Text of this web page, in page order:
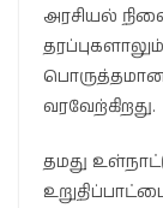
அரசியல்
வரவேற்கிறது.
தமது